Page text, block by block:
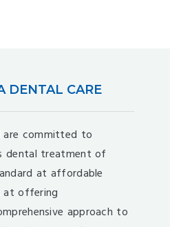
DENTAL CARE
committed to
dental treatment of
at affordable
at offering
approach to